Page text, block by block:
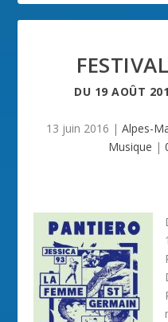
DU 19 AOÛT
13 juin 2016 | Alpes-
Musique |